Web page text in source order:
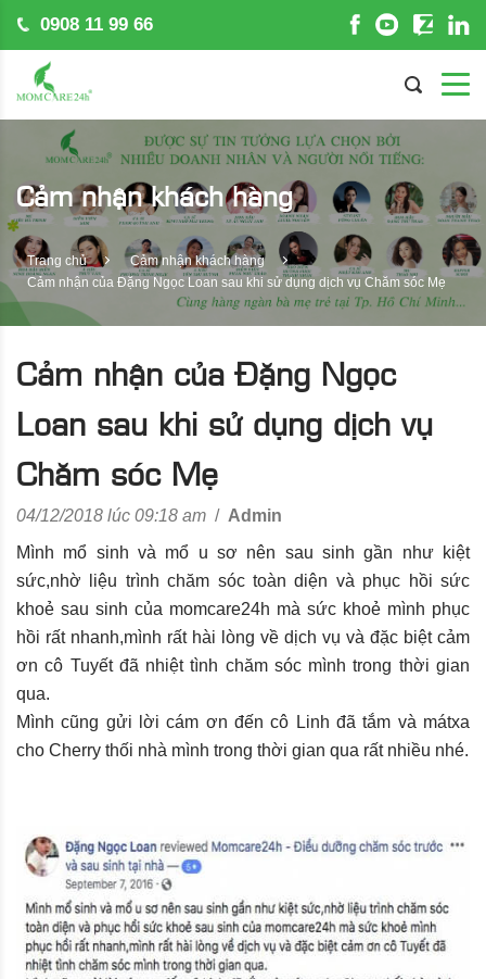
0908 11 99 66
Cảm nhận khách hàng
Trang chủ
Cảm nhận khách hàng
Cảm nhận của Đặng Ngọc Loan sau khi sử dụng dịch vụ Chăm sóc Mẹ
Cảm nhận của Đặng Ngọc
Loan sau khi sử dụng dịch vụ
Chăm sóc Mẹ
04/12/2018 lúc 09:18 am / Admin
Mình mổ sinh và mổ u sơ nên sau sinh gần như kiệt
sức,nhờ liệu trình chăm sóc toàn diện và phục hồi sức
khoẻ sau sinh của momcare24h mà sức khoẻ mình phục
hồi rất nhanh,mình rất hài lòng về dịch vụ và đặc biệt cảm
ơn cô Tuyết đã nhiệt tình chăm sóc mình trong thời gian
qua.
Mình cũng gửi lời cám ơn đến cô Linh đã tắm và mátxa
cho Cherry thối nhà mình trong thời gian qua rất nhiều nhé.